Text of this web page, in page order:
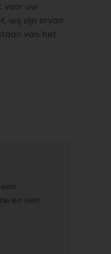
voor uw
wij zijn ervan
van het
en een